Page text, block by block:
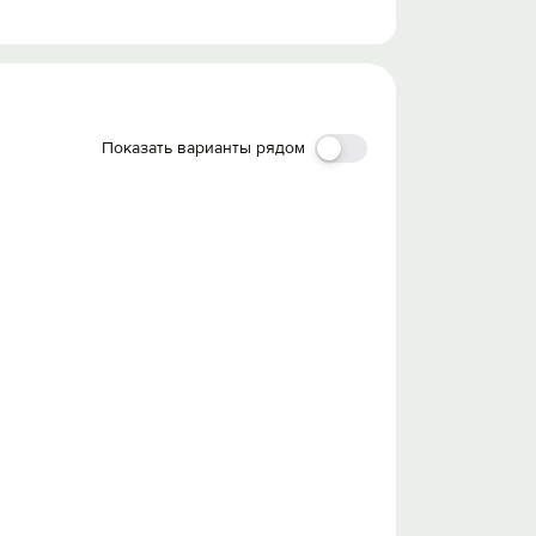
Показать варианты рядом